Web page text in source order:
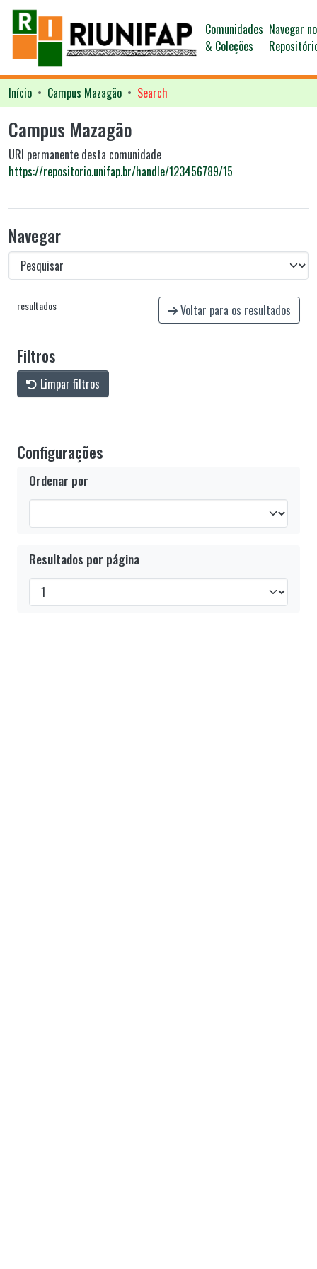
Comunidades
& Coleções
Navegar no
Início Campus Mazagão Search
Campus Mazagão
URI permanente desta comunidade
https://repositorio.unifap.br/handle/123456789/15
Navegar
resultados Voltar para os resultados
Filtros
Limpar filtros
Configurações
Ordenar por
Resultados por página